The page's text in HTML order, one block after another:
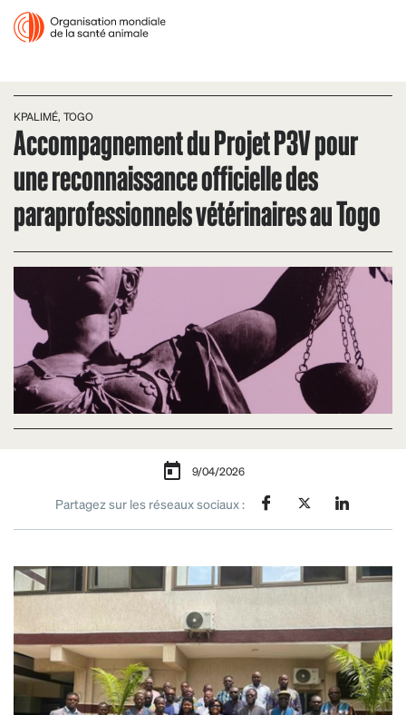
KPALIMÉ, TOGO
Accompagnement du Projet P3V pour
une reconnaissance officielle des
paraprofessionnels vétérinaires au Togo
9/04/2026
Partagez sur les réseaux sociaux :